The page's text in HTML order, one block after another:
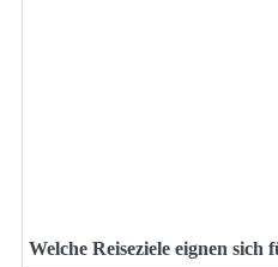
Welche Reiseziele eignen sich